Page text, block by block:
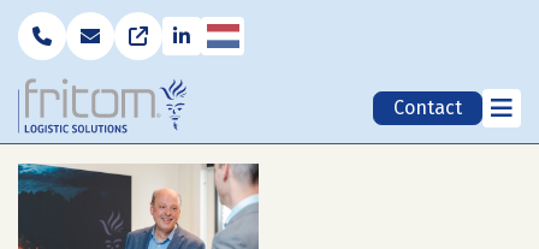
Nederlands
Contact